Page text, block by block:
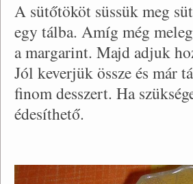
A sütőtököt süssük meg
egy tálba. Amíg még
a margarint. Majd adjuk
Jól keverjük össze és már
finom desszert. Ha
édesíthető.